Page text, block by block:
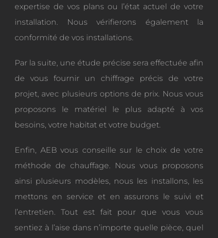
expertise de vos plans ou l’état actuel de votre
installation. Nous vérifierons également la
conformité de vos installations.
Par la suite, une étude précise sera effectuée afin
de vous fournir un chiffrage précis de votre
projet, avec plusieurs options de prix. Nous vous
proposons le matériel le plus adapté à vos
besoins, votre habitat et votre budget.
Enfin, AEB vous conseille sur le choix de votre
méthode de chauffage. Nous vous proposons
ainsi plusieurs modèles, nous les installons, les
mettons en service et en assurons le suivi et
l’entretien. Tout est fait pour que vous vous
sentiez à l’aise dans n’importe quelle pièce, quel